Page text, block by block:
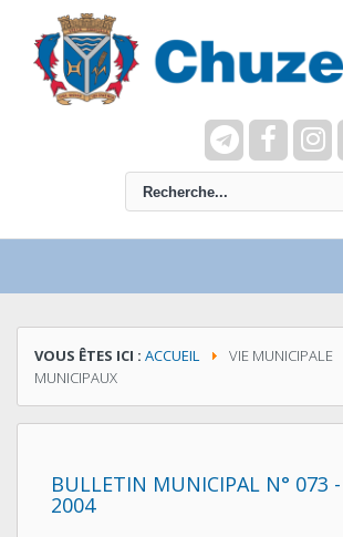
VOUS ÊTES ICI : ACCUEIL VIE MUNICIPALE
MUNICIPAUX
BULLETIN MUNICIPAL N° 073
2004